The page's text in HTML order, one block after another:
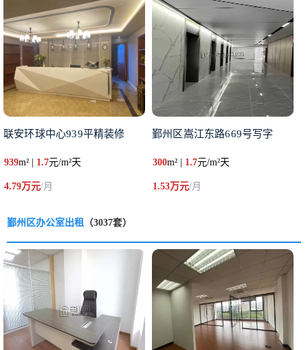
联安环球中心939平精装修
939m² | 1.7元/m²天
4.79万元/月
鄞州区嵩江东路669号写字
300m² | 1.7元/m²天
1.53万元/月
鄞州区办公室出租 （3037套）